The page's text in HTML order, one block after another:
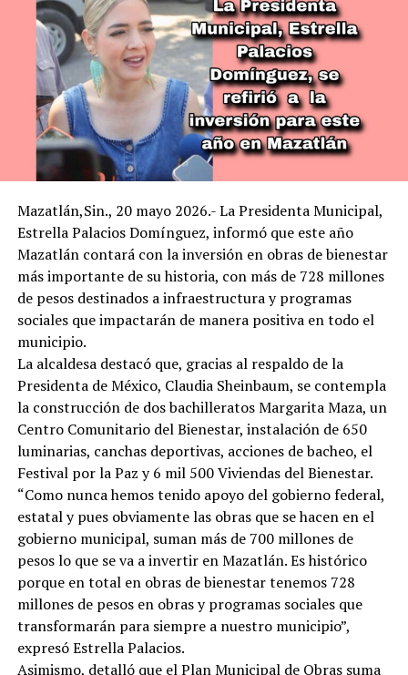
Mazatlán,Sin., 20 mayo 2026.- La Presidenta Municipal,
Estrella Palacios Domínguez, informó que este año
Mazatlán contará con la inversión en obras de bienestar
más importante de su historia, con más de 728 millones
de pesos destinados a infraestructura y programas
sociales que impactarán de manera positiva en todo el
municipio.
La alcaldesa destacó que, gracias al respaldo de la
Presidenta de México, Claudia Sheinbaum, se contempla
la construcción de dos bachilleratos Margarita Maza, un
Centro Comunitario del Bienestar, instalación de 650
luminarias, canchas deportivas, acciones de bacheo, el
Festival por la Paz y 6 mil 500 Viviendas del Bienestar.
“Como nunca hemos tenido apoyo del gobierno federal,
estatal y pues obviamente las obras que se hacen en el
gobierno municipal, suman más de 700 millones de
pesos lo que se va a invertir en Mazatlán. Es histórico
porque en total en obras de bienestar tenemos 728
millones de pesos en obras y programas sociales que
transformarán para siempre a nuestro municipio”,
expresó Estrella Palacios.
Asimismo, detalló que el Plan Municipal de Obras suma